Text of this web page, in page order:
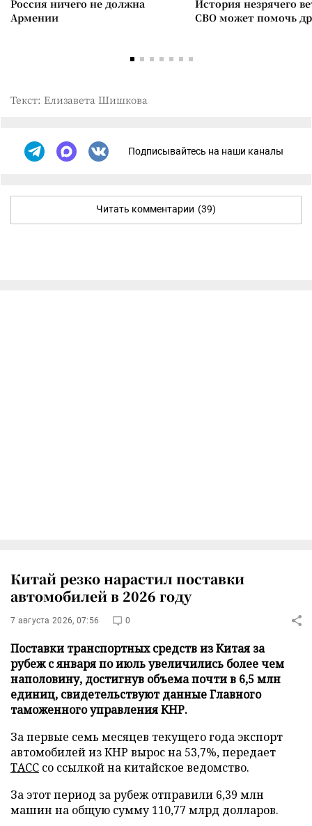
Россия ничего не должна
Армении
История незрячего
СВО может помочь
Текст: Елизавета Шишкова
Подписывайтесь на наши каналы
Читать комментарии (39)
Китай резко нарастил поставки
автомобилей в 2026 году
7 августа 2026, 07:56 0
Поставки транспортных средств из Китая за
рубеж с января по июль увеличились более чем
наполовину, достигнув объема почти в 6,5 млн
единиц, свидетельствуют данные Главного
таможенного управления КНР.
За первые семь месяцев текущего года экспорт
автомобилей из КНР вырос на 53,7%, передает
ТАСС со ссылкой на китайское ведомство.
За этот период за рубеж отправили 6,39 млн
машин на общую сумму 110,77 млрд долларов.